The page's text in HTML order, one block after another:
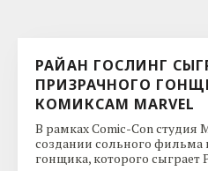
РАЙАН ГОСЛИНГ
ПРИЗРАЧНОГО
КОМИКСАМ MARVEL
В рамках Comic-Con студия
создании сольного фильма
гонщика, которого сыграет